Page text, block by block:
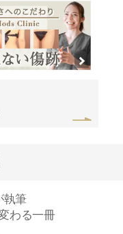
執筆
わる一冊